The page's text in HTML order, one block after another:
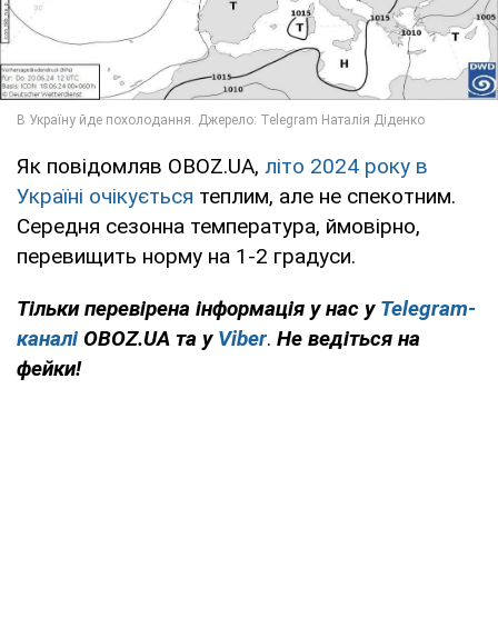
Як повідомляв OBOZ.UA, літо 2024 року в
Україні очікується теплим, але не спекотним.
Середня сезонна температура, ймовірно,
перевищить норму на 1-2 градуси.
Тільки перевірена інформація у нас у Telegram-
каналі OBOZ.UA та у Viber. Не ведіться на
фейки!